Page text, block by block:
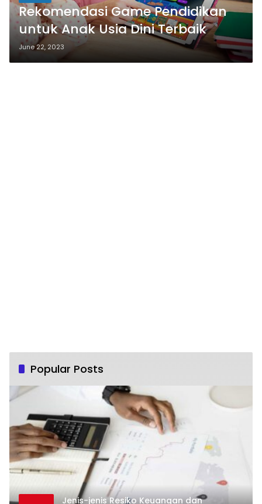
Rekomendasi Game Pendidikan
untuk Anak Usia Dini Terbaik
June 22, 2023
Popular Posts
Jenis-jenis Resiko Keuangan dan